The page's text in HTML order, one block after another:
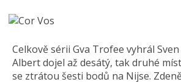
Celkově sérii Gva Trofee vyhrál
Albert dojel až desátý, tak druhé
se ztrátou šesti bodů na Nijse.